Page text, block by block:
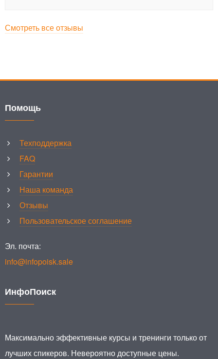
Смотреть все отзывы
Помощь
Техподдержка
FAQ
Гарантии
Наша команда
Отзывы
Пользовательское соглашение
Эл. почта:
info@infopoisk.sale
ИнфоПоиск
Максимально эффективные курсы и тренинги только от
лучших спикеров. Невероятно доступные цены.